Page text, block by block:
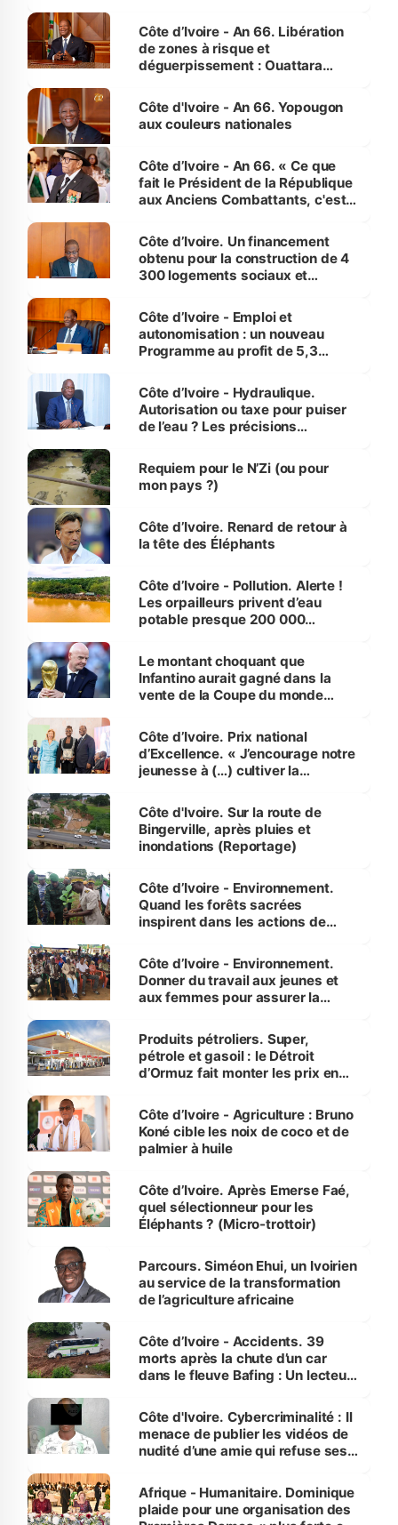
milieu des sinistrés
Côte d’Ivoire - An 66. Libération
de zones à risque et
déguerpissement : Ouattara
l'Etat de droit pour préserver les
vies humaines »
Côte d'Ivoire - An 66. Yopougon
aux couleurs nationales
Côte d’Ivoire - An 66. « Ce que
fait le Président de la République
aux Anciens Combattants, c'est
Côte d’Ivoire. Un financement
obtenu pour la construction de 4
300 logements sociaux et
et Yamoussoukro
Côte d’Ivoire - Emploi et
autonomisation : un nouveau
Programme au profit de 5,3
Côte d’Ivoire - Hydraulique.
Autorisation ou taxe pour puiser
de l’eau ? Les précisions
Requiem pour le N’Zi (ou pour
mon pays ?)
Côte d’Ivoire. Renard de retour à
la tête des Éléphants
Côte d’Ivoire - Pollution. Alerte !
Les orpailleurs privent d’eau
potable presque 200 000
Le montant choquant que
Infantino aurait gagné dans la
vente de la Coupe du monde
Côte d’Ivoire. Prix national
d’Excellence. « J’encourage notre
jeunesse à (…) cultiver la
(Alassane Ouattara
Côte d'Ivoire. Sur la route de
Bingerville, après pluies et
inondations (Reportage)
Côte d’Ivoire - Environnement.
Quand les forêts sacrées
inspirent dans les actions de
Côte d’Ivoire - Environnement.
Donner du travail aux jeunes et
aux femmes pour assurer la
menacées
Produits pétroliers. Super,
pétrole et gasoil : le Détroit
d’Ormuz fait monter les prix en
Côte d’Ivoire - Agriculture : Bruno
Koné cible les noix de coco et de
palmier à huile
Côte d’Ivoire. Après Emerse Faé,
quel sélectionneur pour les
Éléphants ? (Micro-trottoir)
Parcours. Siméon Ehui, un Ivoirien
au service de la transformation
de l’agriculture africaine
Côte d’Ivoire - Accidents. 39
morts après la chute d’un car
dans le fleuve Bafing : Un lecteur
des Transports
Côte d'Ivoire. Cybercriminalité : Il
menace de publier les vidéos de
nudité d’une amie qui refuse ses
Afrique - Humanitaire. Dominique
plaide pour une organisation des